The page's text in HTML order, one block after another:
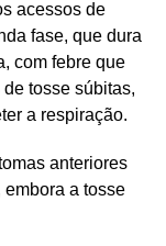
acessos de
fase, que dura
com febre que
tosse súbitas,
a respiração.
anteriores
a tosse